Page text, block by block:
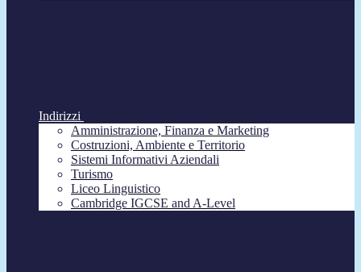
Indirizzi
Amministrazione, Finanza e Marketing
Costruzioni, Ambiente e Territorio
Sistemi Informativi Aziendali
Turismo
Liceo Linguistico
Cambridge IGCSE and A-Level